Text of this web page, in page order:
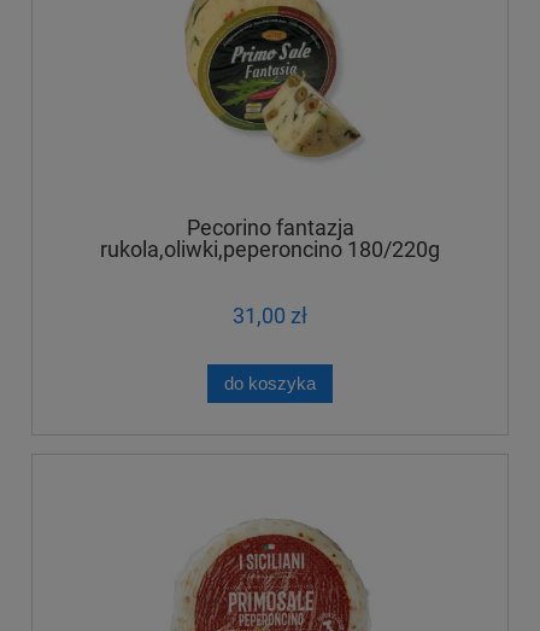
Pecorino fantazja
rukola,oliwki,peperoncino 180/220g
31,00 zł
do koszyka